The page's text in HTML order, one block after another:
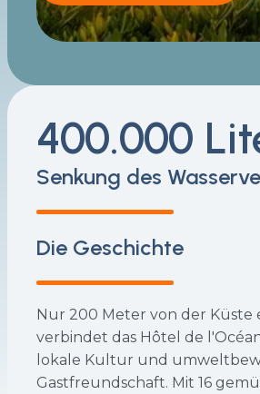
400.000
Senkung des
Die Geschichte
Nur 200 Meter von der Küste
verbindet das Hôtel de
lokale Kultur und
Gastfreundschaft. Mit 16